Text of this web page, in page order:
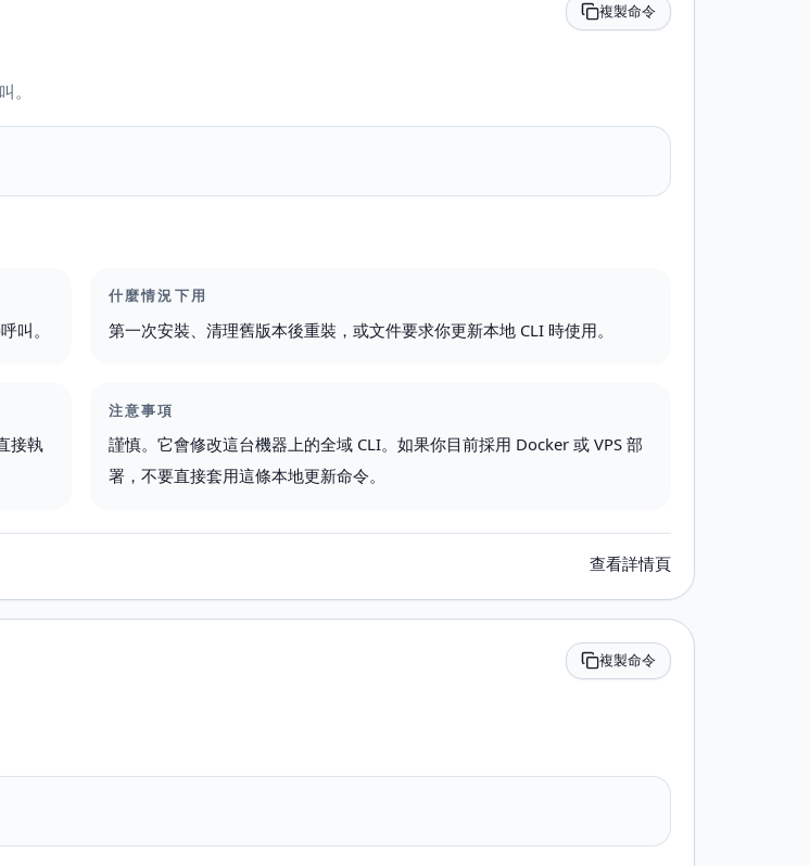
。
複製命令
叫。
什麼情況下用
第一次安裝、清理舊版本後重裝，或文件要求你更新本地 CLI 時使用。
接執
注意事項
謹慎。它會修改這台機器上的全域 CLI。如果你目前採用 Docker 或 VPS 部
署，不要直接套用這條本地更新命令。
查看詳情頁
複製命令